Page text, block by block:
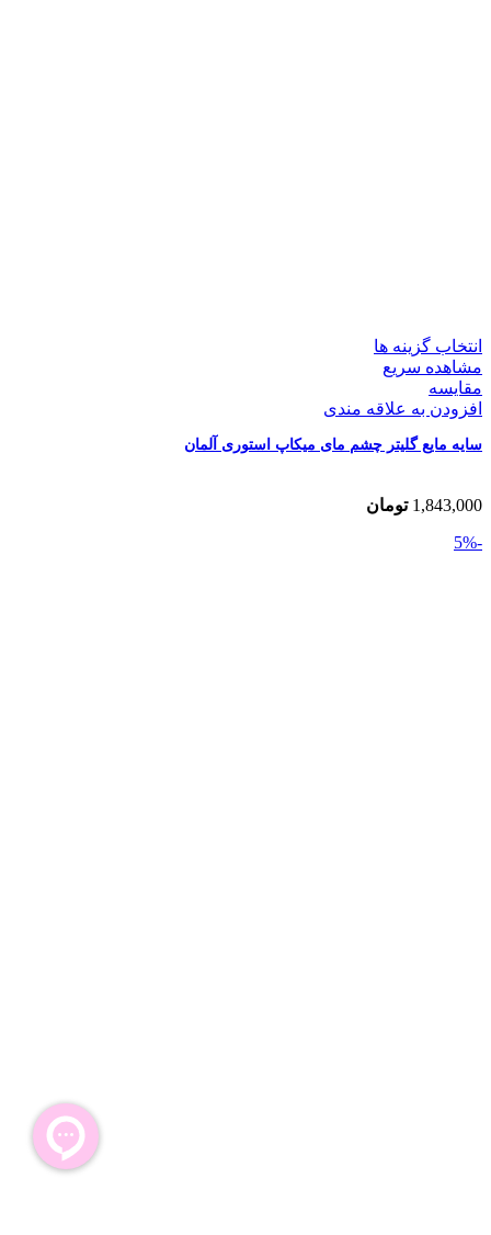
انتخاب گزینه ها
مشاهده سریع
مقایسه
افزودن به علاقه مندی
سایه مایع گلیتر چشم مای میکاپ استوری آلمان
1,843,000 تومان
-5%